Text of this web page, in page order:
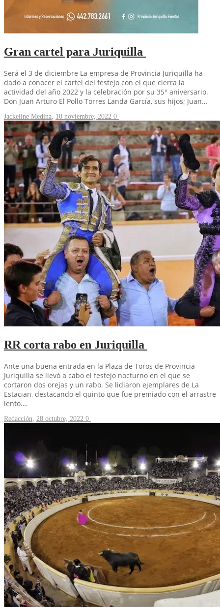
Gran cartel para Juriquilla
Será el 3 de diciembre La empresa de Provincia Juriquilla ha
dado a conocer el cartel del festejo con el que cierra la
actividad del año 2022 y la celebración por su 35° aniversario.
Don Juan Arturo El Pollo Torres Landa García, sus hijos; Juan…
Jackeline Medina 10 noviembre, 2022 0
RR corta rabo en Juriquilla
Ante una buena entrada en la Plaza de Toros de Provincia
Juriquilla se llevó a cabo el festejo nocturno en el que se
cortaron dos orejas y un rabo. Se lidiaron ejemplares de La
Estacian, destacando el quinto que fue premiado con el arrastre
lento….
Redacción 28 octubre, 2022 0